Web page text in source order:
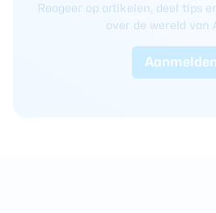
Reageer op artikelen, deel tips
over de wereld van
Aanmelden